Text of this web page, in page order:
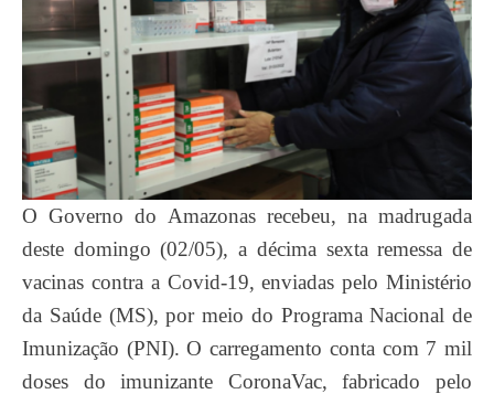
O Governo do Amazonas recebeu, na madrugada
deste domingo (02/05), a décima sexta remessa de
vacinas contra a Covid-19, enviadas pelo Ministério
da Saúde (MS), por meio do Programa Nacional de
Imunização (PNI). O carregamento conta com 7 mil
doses do imunizante CoronaVac, fabricado pelo